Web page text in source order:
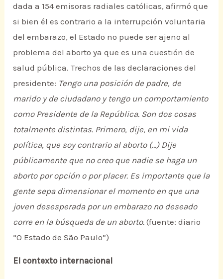
dada a 154 emisoras radiales católicas, afirmó que
si bien él es contrario a la interrupción voluntaria
del embarazo, el Estado no puede ser ajeno al
problema del aborto ya que es una cuestión de
salud pública. Trechos de las declaraciones del
presidente: Tengo una posición de padre, de
marido y de ciudadano y tengo un comportamiento
como Presidente de la República. Son dos cosas
totalmente distintas. Primero, dije, en mi vida
política, que soy contrario al aborto (…) Dije
públicamente que no creo que nadie se haga un
aborto por opción o por placer. Es importante que la
gente sepa dimensionar el momento en que una
joven desesperada por un embarazo no deseado
corre en la búsqueda de un aborto. (fuente: diario
“O Estado de São Paulo”)
El contexto internacional